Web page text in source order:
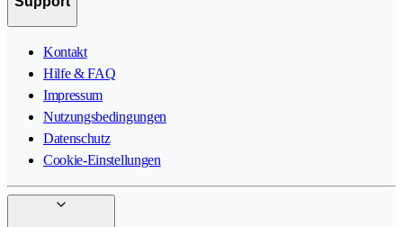
Kontakt
Hilfe & FAQ
Impressum
Nutzungsbedingungen
Datenschutz
Cookie-Einstellungen